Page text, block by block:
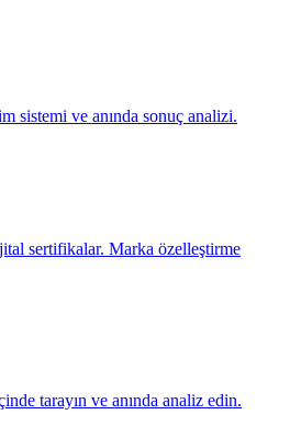
sistemi ve anında sonuç analizi.
sertifikalar. Marka özelleştirme
tarayın ve anında analiz edin.